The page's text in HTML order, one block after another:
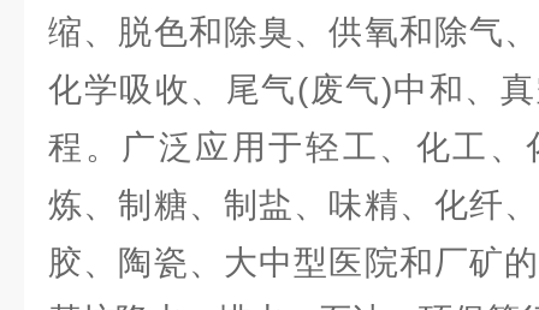
缩、脱色和除臭、供氧和除气
化学吸收、尾气(废气)中和、
程。广泛应用于轻工、化工、
炼、制糖、制盐、味精、化纤
胶、陶瓷、大中型医院和厂矿